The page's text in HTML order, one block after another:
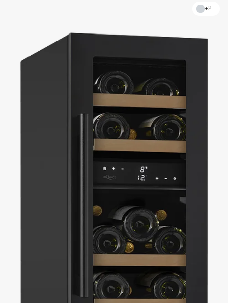
+2